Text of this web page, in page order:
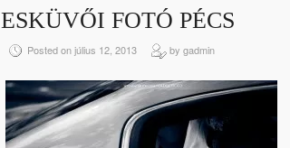
ESKÜVŐI FOTÓ PÉCS
Posted on július 12, 2013 by gadmin